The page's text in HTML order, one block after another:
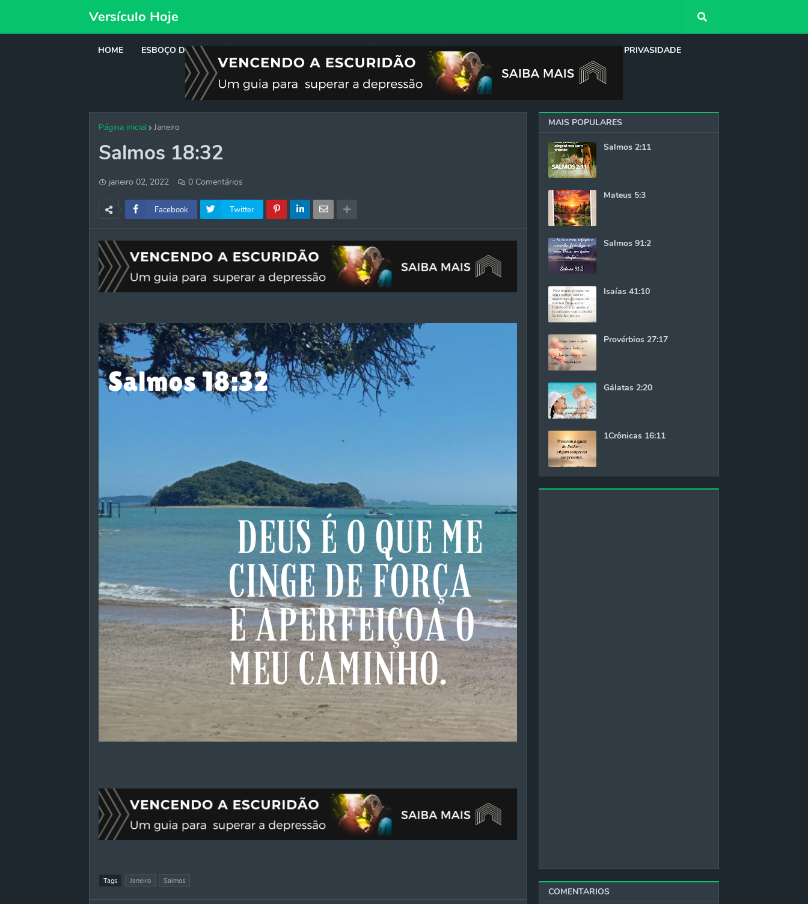
Versículo Hoje
HOME ESBOÇO DE PREGAÇÃO REFLEXÃO CRISES DO FIM PRIVASIDADE
Página inicial Janeiro
Salmos 18:32
janeiro 02, 2022 0 Comentários
Facebook Twitter
Tags Janeiro Salmos
MAIS POPULARES
Salmos 2:11
Mateus 5:3
Salmos 91:2
Isaías 41:10
Provérbios 27:17
Gálatas 2:20
1Crônicas 16:11
COMENTARIOS